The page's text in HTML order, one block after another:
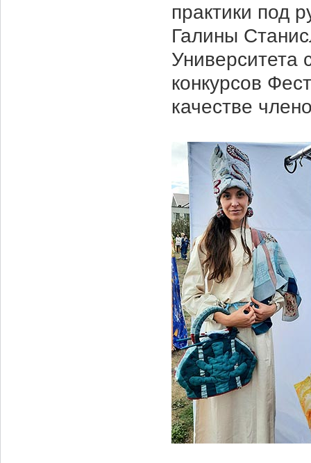
практики под
Галины
Университета
конкурсов
качестве